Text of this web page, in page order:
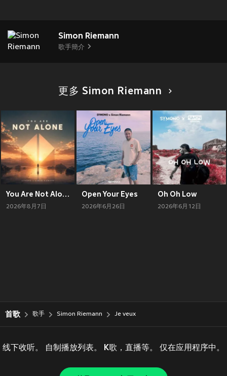
Simon Riemann
歌手簡介
更多 Simon Riemann
You Are Not Alone
2026年8月7日
Open Your Eyes
2026年6月26日
Oh Oh Low
2026年6月12日
首歌 歌手 Simon Riemann Je veux
线下收听。 自制播放列表。 K歌，直播等。 仅在应用程序中。